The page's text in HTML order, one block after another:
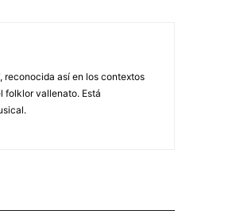
reconocida así en los contextos
folklor vallenato. Está